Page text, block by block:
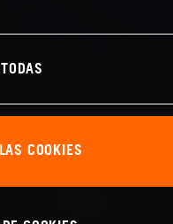
COOKIES